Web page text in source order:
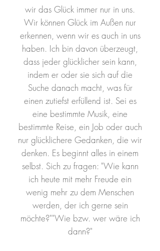
wir das Glück immer nur in uns.
Wir können Glück im Außen nur
erkennen, wenn wir es auch in uns
haben. Ich bin davon überzeugt,
dass jeder glücklicher sein kann,
indem er oder sie sich auf die
Suche danach macht, was für
einen zutiefst erfüllend ist. Sei es
eine bestimmte Musik, eine
bestimmte Reise, ein Job oder auch
nur glücklichere Gedanken, die wir
denken. Es beginnt alles in einem
selbst. Sich zu fragen: "Wie kann
ich heute mit mehr Freude ein
wenig mehr zu dem Menschen
werden, der ich gerne sein
möchte?""Wie bzw. wer wäre ich
dann?"